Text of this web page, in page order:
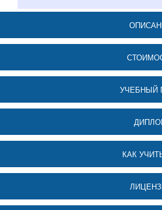
УЧЕБНЫЙ
КАК